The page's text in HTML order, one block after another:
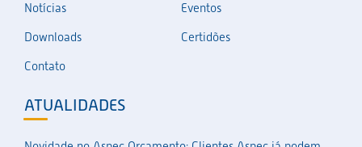
Notícias
Eventos
Downloads
Certidões
Contato
ATUALIDADES